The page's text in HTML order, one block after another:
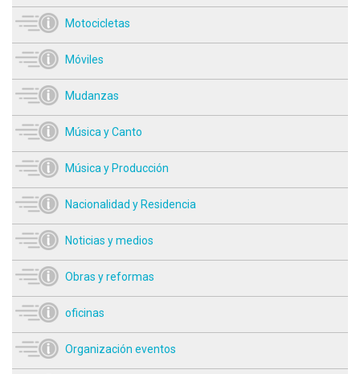
Motocicletas
Móviles
Mudanzas
Música y Canto
Música y Producción
Nacionalidad y Residencia
Noticias y medios
Obras y reformas
oficinas
Organización eventos